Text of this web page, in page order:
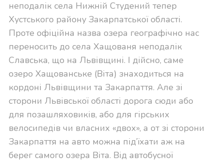
неподалік села Нижній Студений тепер
Хустського району Закарпатської області.
Проте офіційна назва озера географічно нас
переносить до села Хащованя неподалік
Славська, що на Львівщині. І дійсно, саме
озеро Хащованське (Віта) знаходиться на
кордоні Львівщини та Закарпаття. Але зі
сторони Львівської області дорога сюди або
для позашляховиків, або для гірських
велосипедів чи власних «двох», а от зі сторони
Закарпаття на авто можна під’їхати аж на
берег самого озера Віта. Від автобусної